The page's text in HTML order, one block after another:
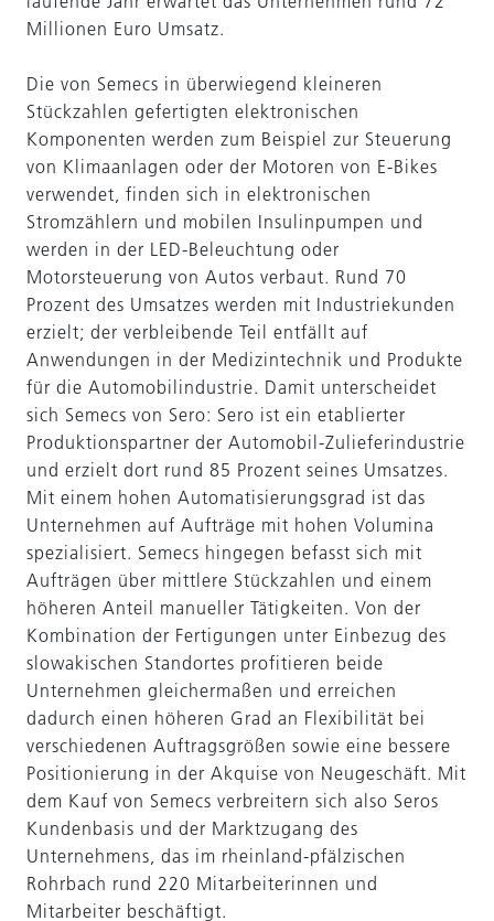
Millionen Euro Umsatz.
Die von Semecs in überwiegend kleineren
Stückzahlen gefertigten elektronischen
Komponenten werden zum Beispiel zur Steuerung
von Klimaanlagen oder der Motoren von E-Bikes
verwendet, finden sich in elektronischen
Stromzählern und mobilen Insulinpumpen und
werden in der LED-Beleuchtung oder
Motorsteuerung von Autos verbaut. Rund 70
Prozent des Umsatzes werden mit Industriekunden
erzielt; der verbleibende Teil entfällt auf
Anwendungen in der Medizintechnik und Produkte
für die Automobilindustrie. Damit unterscheidet
sich Semecs von Sero: Sero ist ein etablierter
Produktionspartner der Automobil-Zulieferindustrie
und erzielt dort rund 85 Prozent seines Umsatzes.
Mit einem hohen Automatisierungsgrad ist das
Unternehmen auf Aufträge mit hohen Volumina
spezialisiert. Semecs hingegen befasst sich mit
Aufträgen über mittlere Stückzahlen und einem
höheren Anteil manueller Tätigkeiten. Von der
Kombination der Fertigungen unter Einbezug des
slowakischen Standortes profitieren beide
Unternehmen gleichermaßen und erreichen
dadurch einen höheren Grad an Flexibilität bei
verschiedenen Auftragsgrößen sowie eine bessere
Positionierung in der Akquise von Neugeschäft. Mit
dem Kauf von Semecs verbreitern sich also Seros
Kundenbasis und der Marktzugang des
Unternehmens, das im rheinland-pfälzischen
Rohrbach rund 220 Mitarbeiterinnen und
Mitarbeiter beschäftigt.